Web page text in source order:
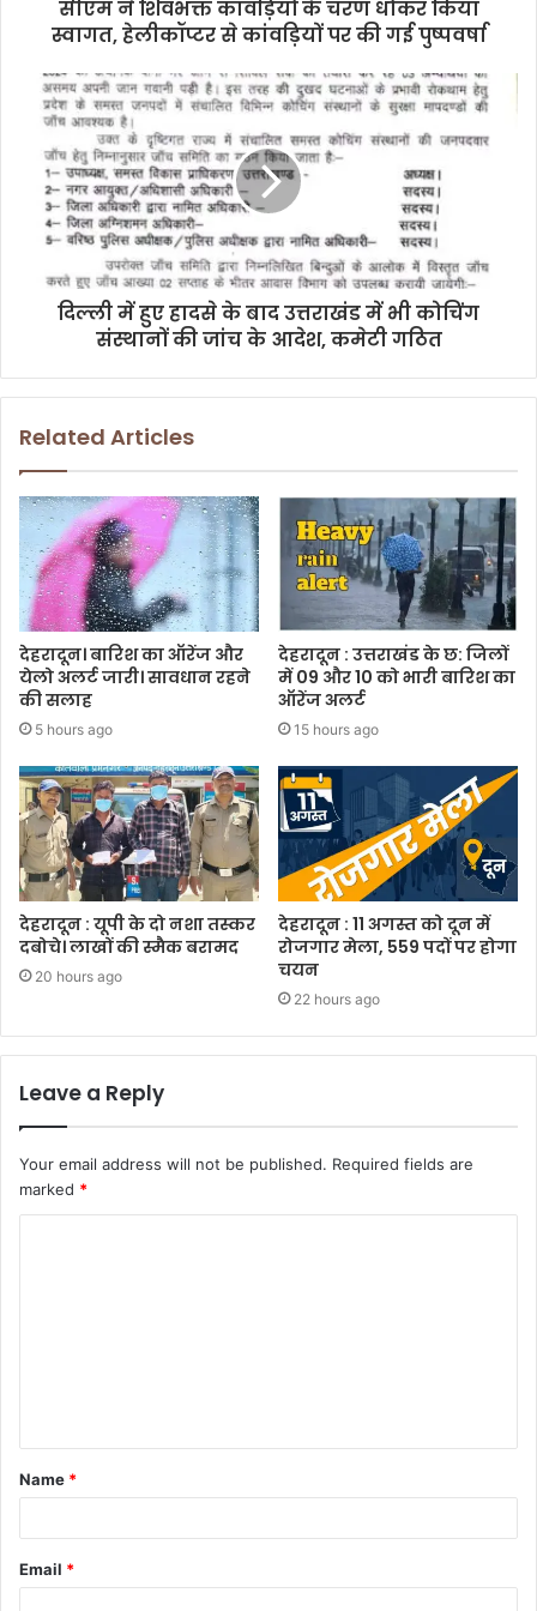
सीएम ने शिवभक्त कांवड़ियों के चरण धोकर किया
स्वागत, हेलीकॉप्टर से कांवड़ियों पर की गई पुष्पवर्षा
दिल्ली में हुए हादसे के बाद उत्तराखंड में भी कोचिंग
संस्थानों की जांच के आदेश, कमेटी गठित
Related Articles
देहरादून। बारिश का ऑरेंज और
येलो अलर्ट जारी। सावधान रहने
की सलाह
5 hours ago
देहरादून : उत्तराखंड के छ: जिलों
में 09 और 10 को भारी बारिश का
ऑरेंज अलर्ट
15 hours ago
देहरादून : यूपी के दो नशा तस्कर
दबोचे। लाखों की स्मैक बरामद
20 hours ago
देहरादून : 11 अगस्त को दून में
रोजगार मेला, 559 पदों पर होगा
चयन
22 hours ago
Leave a Reply
Your email address will not be published. Required fields are
marked *
t
*
Name *
Email *